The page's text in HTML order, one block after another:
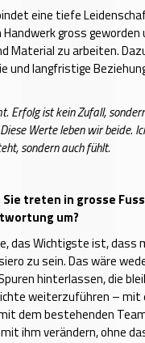
eine tiefe
Handwerk gross
Material zu arbeiten.
und langfristige
Erfolg ist kein Zufall,
Werte leben wir beide.
sondern auch fühlt.
Sie treten in grosse
um?
das Wichtigste ist,
zu sein. Das wäre
hinterlassen, die
weiterzuführen – mit
dem bestehenden
ihm verändern, ohne